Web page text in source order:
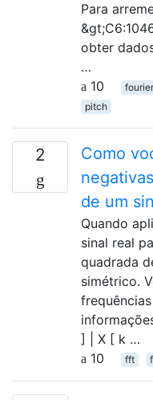
Para
obter
…
10
pitch
2
Como
de um
Quando
sinal real
quadrada
simétrico.
] | X [ k …
10
fft